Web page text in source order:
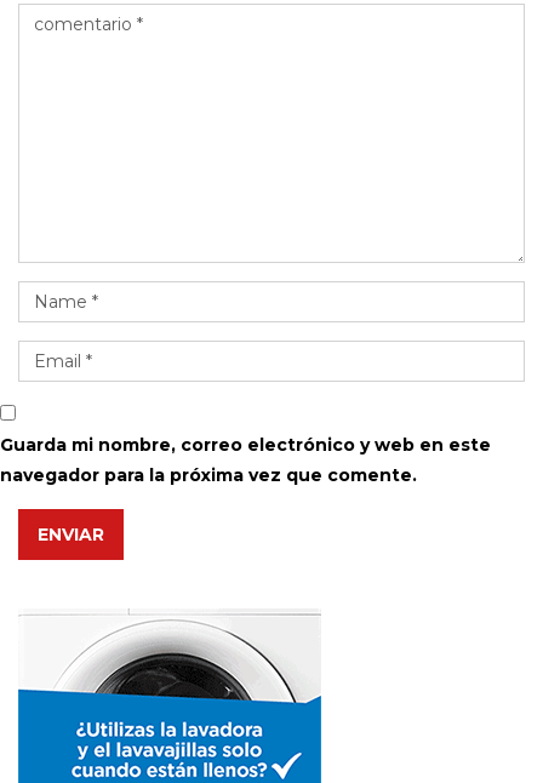
Guarda mi nombre, correo electrónico y web en este
navegador para la próxima vez que comente.
ENVIAR